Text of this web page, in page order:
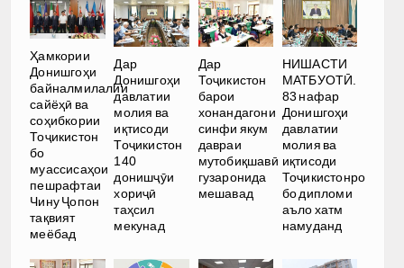
Ҳамкории
Донишгоҳи
байналмилалии
сайёҳӣ ва
соҳибкории
Тоҷикистон
бо
муассисаҳои
пешрафтаи
Чину Ҷопон
тақвият
меёбад
Дар
Донишгоҳи
давлатии
молия ва
иқтисоди
Тоҷикистон
140
донишҷӯи
хориҷӣ
таҳсил
мекунад
Дар
Тоҷикистон
барои
хонандагони
синфи якум
давраи
мутобиқшавӣ
гузаронида
мешавад
НИШАСТИ
МАТБУОТӢ.
83 нафар
Донишгоҳи
давлатии
молия ва
иқтисоди
Тоҷикистонро
бо дипломи
аъло хатм
намуданд